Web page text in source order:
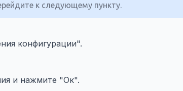
к следующему пункту.
конфигурации".
и нажмите "Ок".